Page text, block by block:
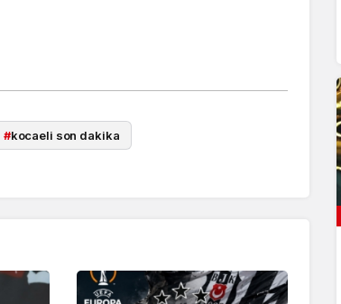
#kocaeli son dakika